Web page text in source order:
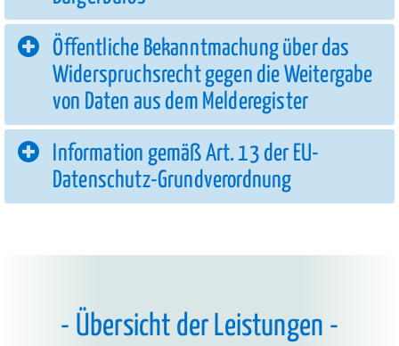
Öffentliche Bekanntmachung über das
Widerspruchsrecht gegen die Weitergabe
von Daten aus dem Melderegister
Information gemäß Art. 13 der EU-
Datenschutz-Grundverordnung
Übersicht der Leistungen